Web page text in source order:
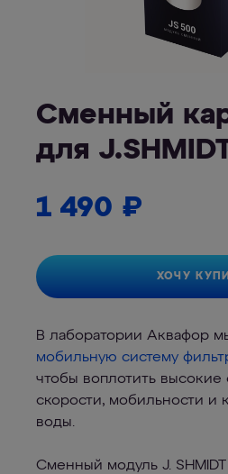
Сменный
для
1 490 ₽
ХОЧУ
В лаборатории Аквафор
мобильную систему
чтобы воплотить
скорости, мобильности и
воды.
Сменный модуль J.